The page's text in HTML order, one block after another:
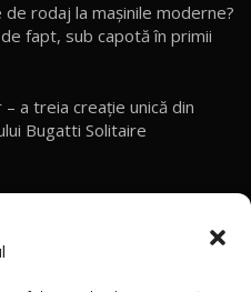
TEST DRIVE ÎN ROMÂNĂ!
despre BYD Seal U DM-i,
5 DM-i / Test Drive
rodaj la mașinile moderne?
fapt, sub capotă în primii
a treia creație unică din
Bugatti Solitaire
tehnologia eBoost Air
turbo